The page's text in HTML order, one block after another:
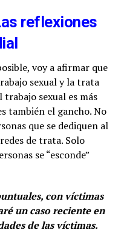
reflexiones
voy a afirmar que
sexual y la trata
trabajo sexual es más
también el gancho. No
que se dediquen al
de trata. Solo
se “esconde”
con víctimas
un caso reciente en
de las víctimas.